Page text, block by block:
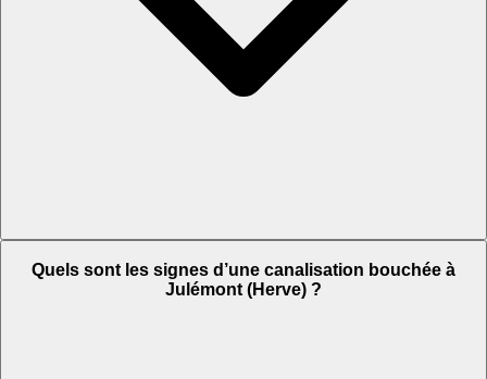
Quels sont les signes d’une canalisation bouchée à
Julémont (Herve) ?